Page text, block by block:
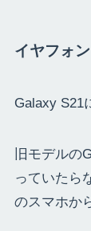
イヤフォン
Galaxy S21
旧モデルの
っていたら
のスマホか